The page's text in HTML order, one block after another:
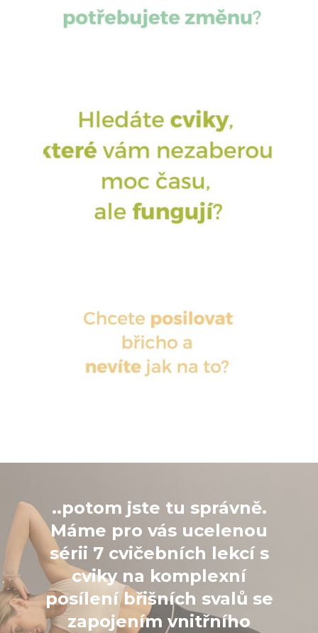
..potom jste tu správně.
Máme pro vás ucelenou
sérii 7 cvičebních lekcí s
cviky na komplexní
posílení břišních svalů se
zapojením vnitřního